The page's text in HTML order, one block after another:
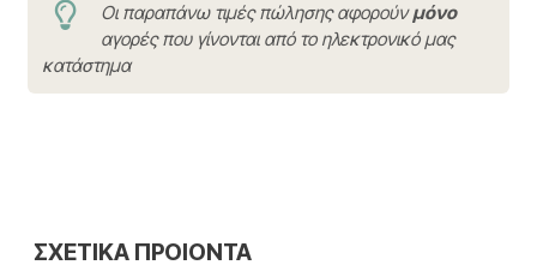
Οι παραπάνω τιμές πώλησης αφορούνμόνο
αγορές που γίνονται από το ηλεκτρονικό μας
κατάστημα
ΣΧΕΤΙΚΑ ΠΡΟΙΟΝΤΑ